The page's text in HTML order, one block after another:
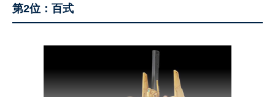
第2位：百式